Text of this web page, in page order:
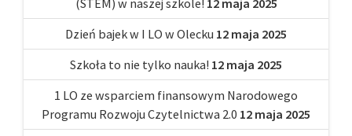
(STEM) w naszej szkole! 12 maja 2025
Dzień bajek w I LO w Olecku 12 maja 2025
Szkoła to nie tylko nauka! 12 maja 2025
1 LO ze wsparciem finansowym Narodowego
Programu Rozwoju Czytelnictwa 2.0 12 maja 2025